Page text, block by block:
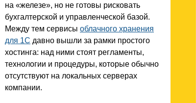
на «железе», но не готовы рисковать
бухгалтерской и управленческой базой.
Между тем сервисы облачного хранения
для 1С давно вышли за рамки простого
хостинга: над ними стоят регламенты,
технологии и процедуры, которые обычно
отсутствуют на локальных серверах
компании.